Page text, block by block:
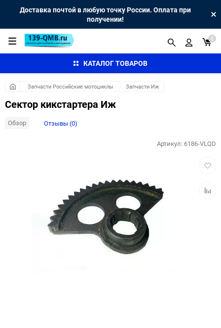
Доставка почтой в любую точку России. Оплата при
получении!
КАТАЛОГ ТОВАРОВ
0
Запчасти Российские мотоциклы Запчасти Иж
Сектор кикстартера Иж
Обзор Отзывы (0)
Артикул: 6186-VLQD